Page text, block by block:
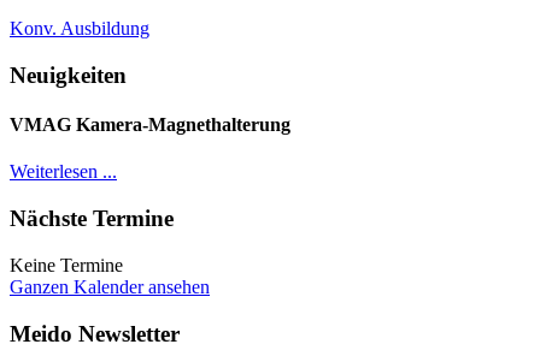
Konv. Ausbildung
Neuigkeiten
VMAG Kamera-Magnethalterung
Weiterlesen ...
Nächste Termine
Keine Termine
Ganzen Kalender ansehen
Meido Newsletter